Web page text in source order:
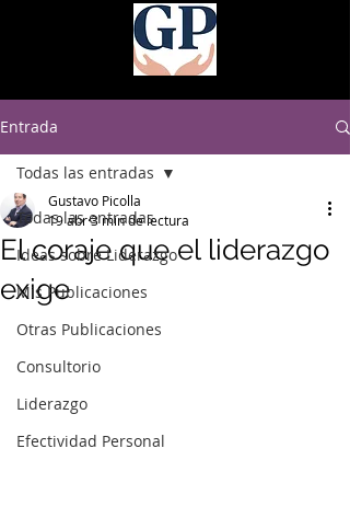
Entrada
Todas las entradas
Ideas sobre Liderazgo
Mis Publicaciones
Otras Publicaciones
Consultorio
Liderazgo
Efectividad Personal
Todas las entradas
El coraje que el liderazgo
exige
Gustavo Picolla
19 abr3 min de lectura